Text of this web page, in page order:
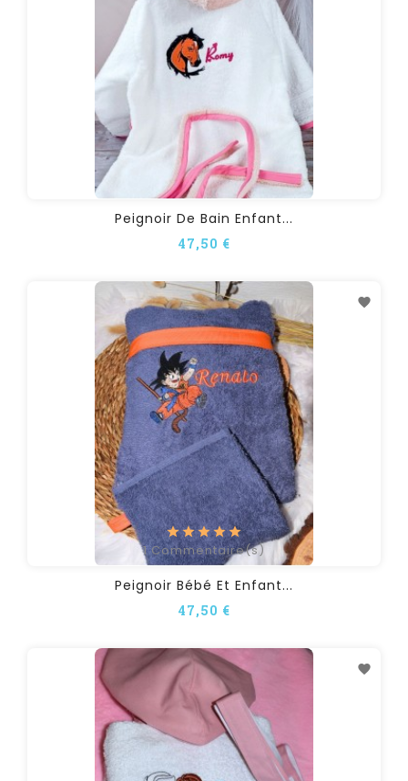
Peignoir De Bain Enfant...
47,50 €
1Commentaire(s)
Peignoir Bébé Et Enfant...
47,50 €